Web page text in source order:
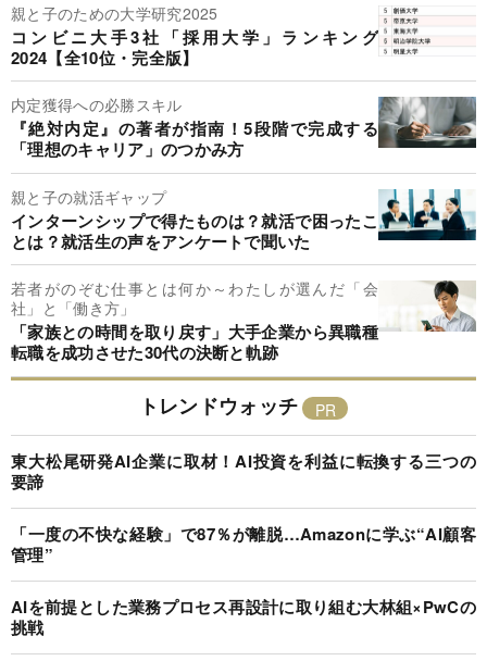
親と子のための大学研究2025
コンビニ大手3社「採用大学」ランキング
2024【全10位・完全版】
内定獲得への必勝スキル
『絶対内定』の著者が指南！5段階で完成する
「理想のキャリア」のつかみ方
親と子の就活ギャップ
インターンシップで得たものは？就活で困ったこ
とは？就活生の声をアンケートで聞いた
若者がのぞむ仕事とは何か～わたしが選んだ「会
社」と「働き方」
「家族との時間を取り戻す」大手企業から異職種
転職を成功させた30代の決断と軌跡
トレンドウォッチ
東大松尾研発AI企業に取材！AI投資を利益に転換する三つの
要諦
「一度の不快な経験」で87％が離脱…Amazonに学ぶ“AI顧客
管理”
AIを前提とした業務プロセス再設計に取り組む大林組×PwCの
挑戦